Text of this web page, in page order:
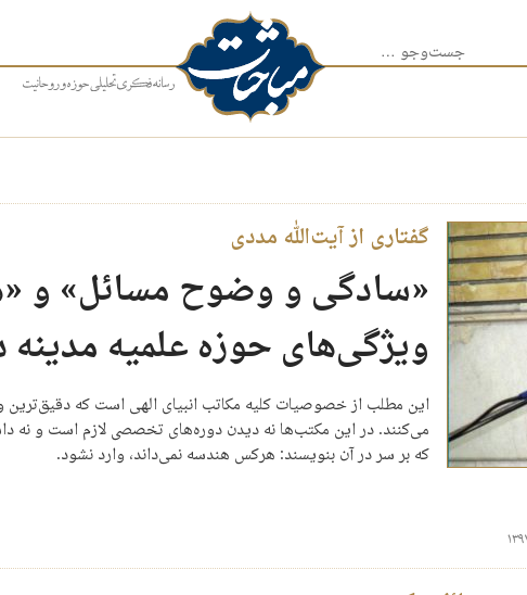
جست‌وجو برای:
گفتاری از آیت‌الله مددی
«سادگی و وضوح مسائل» و
ویژگی‌های حوزه علمیه
این مطلب از خصوصیات کلیه مکاتب انبیای الهی است که دقیق‌ترین و
می‌کنند. در این مکتب‌ها نه دیدن دوره‌های تخصصی لازم است و نه
که بر سر در آن بنویسند: هرکس هندسه نمی‌داند، وارد نشود.